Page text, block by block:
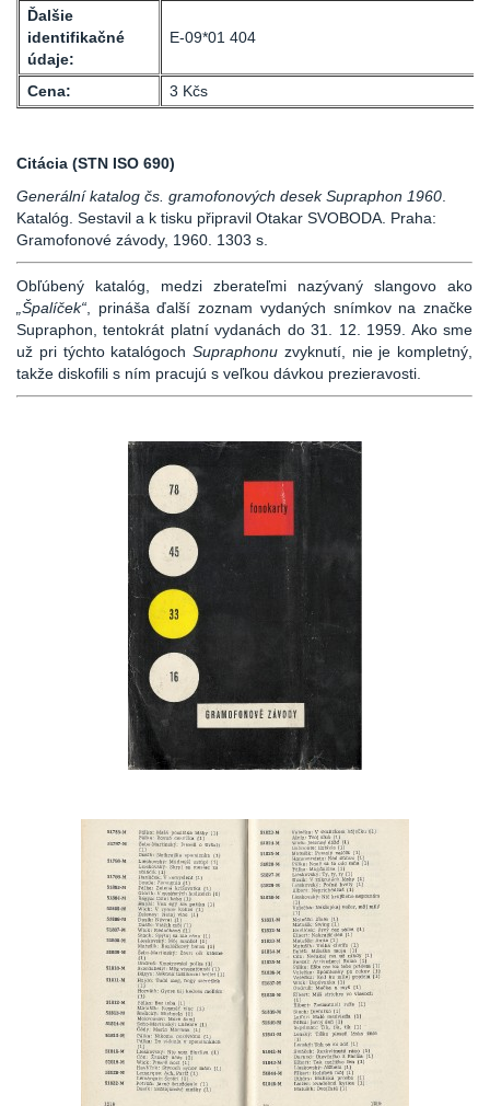
Ďalšie
identifikačné
údaje:
E-09*01 404
Cena: 3 Kčs
Citácia (STN ISO 690)
Generální katalog čs. gramofonových desek Supraphon 1960.
Katalóg. Sestavil a k tisku připravil Otakar SVOBODA. Praha:
Gramofonové závody, 1960. 1303 s.
Obľúbený katalóg, medzi zberateľmi nazývaný slangovo ako
„Špalíček“, prináša ďalší zoznam vydaných snímkov na značke
Supraphon, tentokrát platní vydanách do 31. 12. 1959. Ako sme
už pri týchto katalógoch Supraphonu zvyknutí, nie je kompletný,
takže diskofili s ním pracujú s veľkou dávkou prezieravosti.